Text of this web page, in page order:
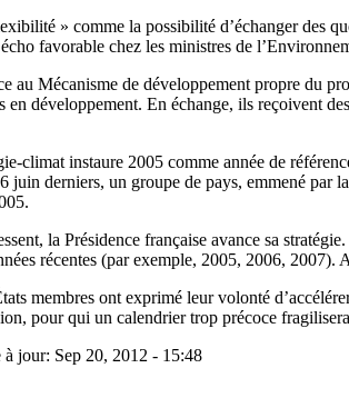
» comme la possibilité d’échanger des
favorable chez les ministres de
au Mécanisme de développement propre du
en développement. En échange, ils reçoivent
climat instaure 2005 comme année de
juin derniers, un groupe de pays, emmené
la Présidence française avance sa
récentes (par exemple, 2005, 2006,
membres ont exprimé leur volonté
pour qui un calendrier trop précoce
à jour: Sep 20, 2012 - 15:48